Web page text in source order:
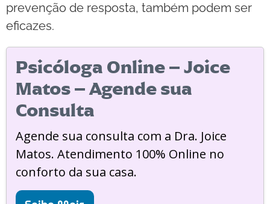
prevenção de resposta, também podem ser
eficazes.
Psicóloga Online – Joice
Matos – Agende sua
Consulta
Agende sua consulta com a Dra. Joice
Matos. Atendimento 100% Online no
conforto da sua casa.